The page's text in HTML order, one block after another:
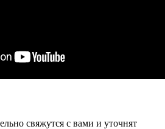
свяжутся с вами и уточнят